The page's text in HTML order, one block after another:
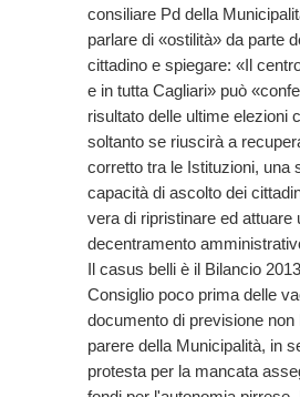
consiliare Pd della
parlare di «ostilità» da parte
cittadino e spiegare: «Il
e in tutta Cagliari» può
risultato delle ultime elezioni
soltanto se riuscirà a
corretto tra le Istituzioni, una
capacità di ascolto dei
vera di ripristinare ed attuare
decentramento
Il casus belli è il Bilancio
Consiglio poco prima delle
documento di previsione non
parere della Municipalità, in
protesta per la mancata